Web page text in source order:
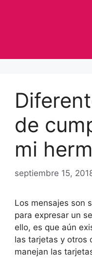
de
mi
septiembre 15,
Los mensajes son
para expresar un
ello, es que aún
las tarjetas y otros
manejan las